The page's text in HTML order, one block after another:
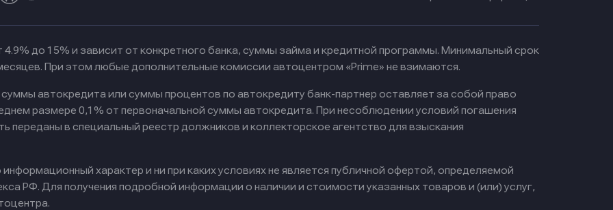
4.9% до 15% и зависит от конкретного банка, суммы займа и кредитной программы. Минимальный срок
При этом любые дополнительные комиссии автоцентром «Prime» не взимаются.
автокредита или суммы процентов по автокредиту банк-партнер оставляет за собой право
размере 0,1% от первоначальной суммы автокредита. При несоблюдении условий погашения
переданы в специальный реестр должников и коллекторское агентство для взыскания
характер и ни при каких условиях не является публичной офертой, определяемой
РФ. Для получения подробной информации о наличии и стоимости указанных товаров и (или) услуг,